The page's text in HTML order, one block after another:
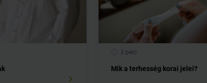
3 perc
Mik a terhesség korai jelei?